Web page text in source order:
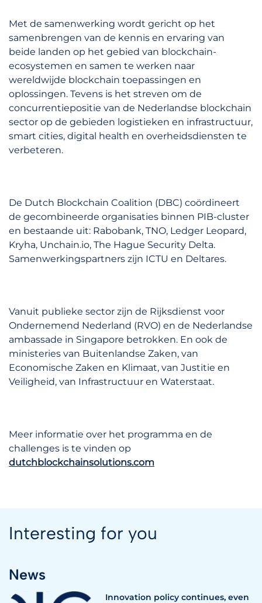
Met de samenwerking wordt gericht op het
samenbrengen van de kennis en ervaring van
beide landen op het gebied van blockchain-
ecosystemen en samen te werken naar
wereldwijde blockchain toepassingen en
oplossingen. Tevens is het streven om de
concurrentiepositie van de Nederlandse blockchain
sector op de gebieden logistieken en infrastructuur,
smart cities, digital health en overheidsdiensten te
verbeteren.
De Dutch Blockchain Coalition (DBC) coördineert
de gecombineerde organisaties binnen PIB-cluster
en bestaande uit: Rabobank, TNO, Ledger Leopard,
Kryha, Unchain.io, The Hague Security Delta.
Samenwerkingspartners zijn ICTU en Deltares.
Vanuit publieke sector zijn de Rijksdienst voor
Ondernemend Nederland (RVO) en de Nederlandse
ambassade in Singapore betrokken. En ook de
ministeries van Buitenlandse Zaken, van
Economische Zaken en Klimaat, van Justitie en
Veiligheid, van Infrastructuur en Waterstaat.
Meer informatie over het programma en de
challenges is te vinden op
dutchblockchainsolutions.com
Interesting for you
News
Innovation policy continues, even